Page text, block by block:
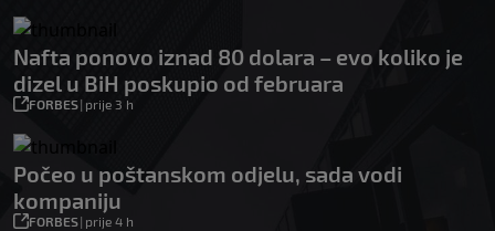
Nafta ponovo iznad 80 dolara – evo koliko je
dizel u BiH poskupio od februara
FORBES| prije 3 h
Počeo u poštanskom odjelu, sada vodi
kompaniju
FORBES| prije 4 h